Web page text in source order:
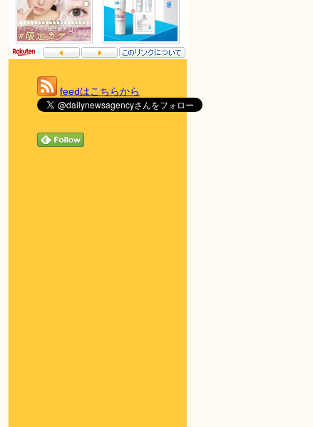
feedはこちらから